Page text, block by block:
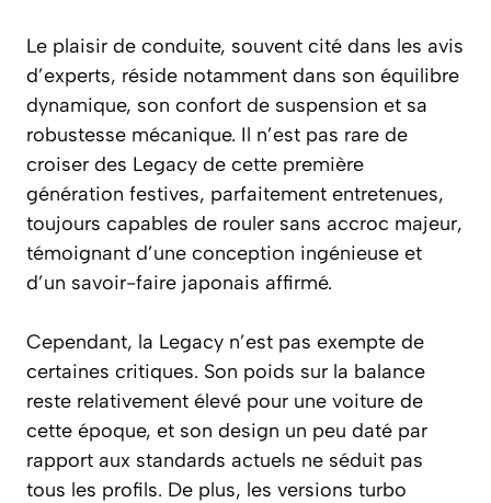
Le plaisir de conduite, souvent cité dans les avis
d’experts, réside notamment dans son équilibre
dynamique, son confort de suspension et sa
robustesse mécanique. Il n’est pas rare de
croiser des Legacy de cette première
génération festives, parfaitement entretenues,
toujours capables de rouler sans accroc majeur,
témoignant d’une conception ingénieuse et
d’un savoir-faire japonais affirmé.
Cependant, la Legacy n’est pas exempte de
certaines critiques. Son poids sur la balance
reste relativement élevé pour une voiture de
cette époque, et son design un peu daté par
rapport aux standards actuels ne séduit pas
tous les profils. De plus, les versions turbo